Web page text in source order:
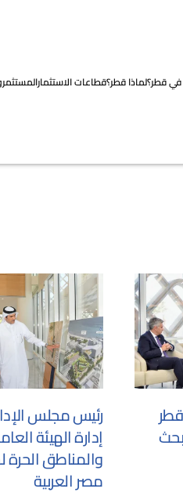
في قطر؟لماذا قطر؟قطاعات الاستثمار
رئيس مجلس
إدارة الهيئة
والمناطق
مصر العربية